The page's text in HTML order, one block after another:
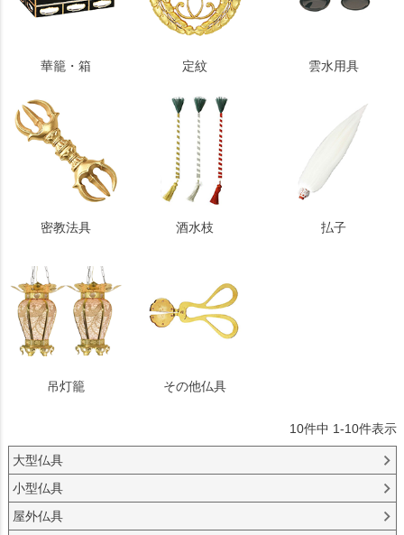
華籠・箱 定紋 雲水用具
密教法具 酒水枝 払子
吊灯籠 その他仏具
10件中 1-10件表示
大型仏具
小型仏具
屋外仏具